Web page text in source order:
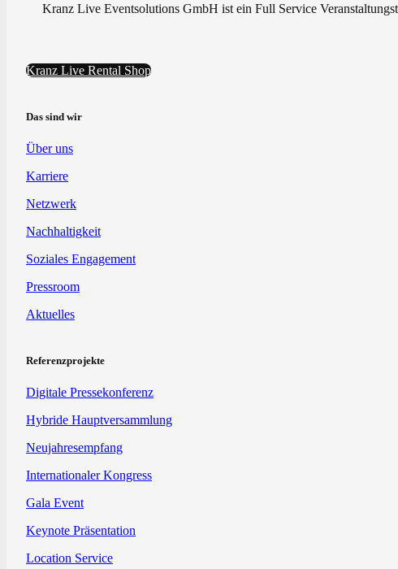
Kranz Live Eventsolutions GmbH ist ein Full Service
Kranz Live Rental Shop
Das sind wir
Über uns
Karriere
Netzwerk
Nachhaltigkeit
Soziales Engagement
Pressroom
Aktuelles
Referenzprojekte
Digitale Pressekonferenz
Hybride Hauptversammlung
Neujahresempfang
Internationaler Kongress
Gala Event
Keynote Präsentation
Location Service